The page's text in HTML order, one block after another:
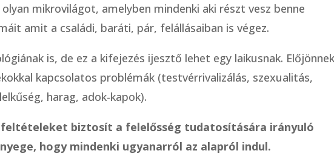
mikrovilágot, amelyben mindenki aki részt vesz benne
amit a családi, baráti, pár, felállásaiban is végez.
is, de ez a kifejezés ijesztő lehet egy laikusnak.
kapcsolatos problémák (testvérrivalizálás, szexualitás,
harag, adok-kapok).
biztosít a felelősség tudatosítására irányuló
hogy mindenki ugyanarról az alapról indul.